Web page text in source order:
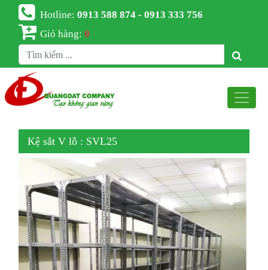
Hotline:0913 588 874 - 0913 333 756
Giỏ hàng:0
Kệ sắt V lỗ : SVL25